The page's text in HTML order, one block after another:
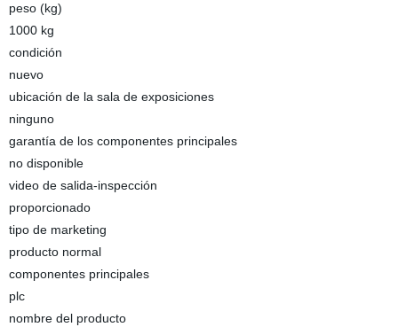
peso (kg)
1000 kg
condición
nuevo
ubicación de la sala de exposiciones
ninguno
garantía de los componentes principales
no disponible
video de salida-inspección
proporcionado
tipo de marketing
producto normal
componentes principales
plc
nombre del producto